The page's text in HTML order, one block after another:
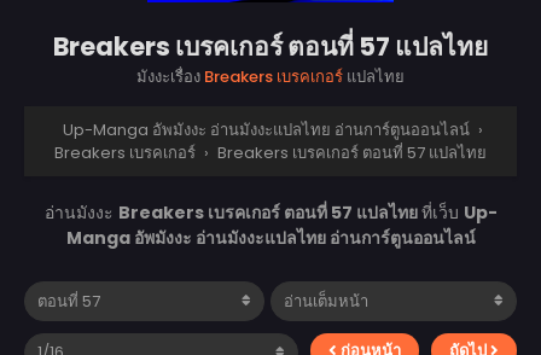
Breakers เบรคเกอร์ ตอนที่ 57 แปลไทย
มังงะเรื่อง Breakers เบรคเกอร์ แปลไทย
Up-Manga อัพมังงะ อ่านมังงะแปลไทย อ่านการ์ตูนออนไลน์ ›
Breakers เบรคเกอร์ › Breakers เบรคเกอร์ ตอนที่ 57 แปลไทย
อ่านมังงะ Breakers เบรคเกอร์ ตอนที่ 57 แปลไทยที่เว็บ Up-
Manga อัพมังงะ อ่านมังงะแปลไทย อ่านการ์ตูนออนไลน์